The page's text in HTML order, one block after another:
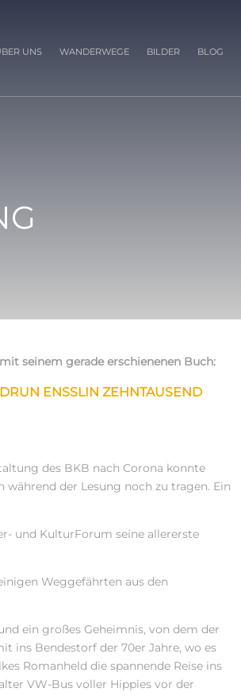
UNS WANDERWEGE BILDER BLOG
seinem gerade erschienenen Buch:
ENSSLIN ZEHNTAUSEND
des BKB nach Corona konnte
der Lesung noch zu tragen. Ein
und KulturForum seine allererste
Weggefährten aus den
ein großes Geheimnis, von dem der
ins Bendestorf der 70er Jahre, wo es
Romanheld die spannende Reise ins
VW-Bus voller Hippies vor der